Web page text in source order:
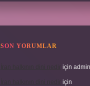
SON YORUMLAR
için admin
için